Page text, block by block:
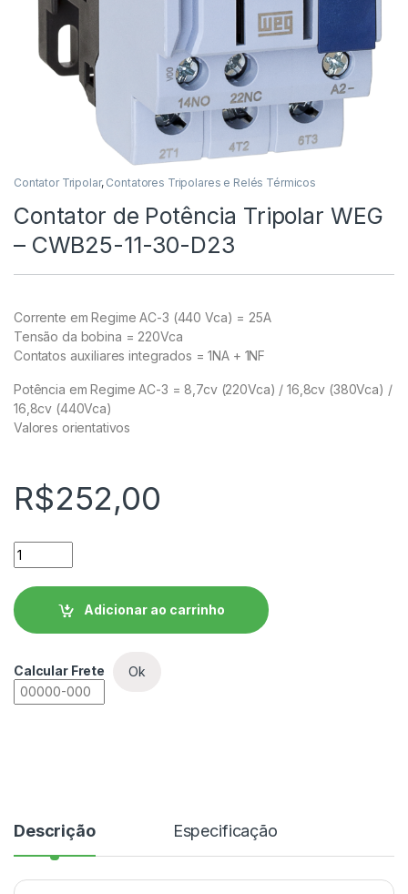
Contator Tripolar, Contatores Tripolares e Relés Térmicos
Contator de Potência Tripolar WEG
– CWB25-11-30-D23
Corrente em Regime AC-3 (440 Vca) = 25A
Tensão da bobina = 220Vca
Contatos auxiliares integrados = 1NA + 1NF
Potência em Regime AC-3 = 8,7cv (220Vca) / 16,8cv (380Vca) /
16,8cv (440Vca)
Valores orientativos
R$252,00
Contator de Potência Tripolar WEG - CWB25-11-30-D23
Adicionar ao carrinho
Calcular Frete Ok
Descrição Especificação